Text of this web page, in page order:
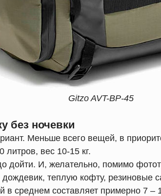
Gitzo AVT-BP-45
без ночевки
Меньше всего вещей, в
литров, вес 10-15 кг.
дойти. И, желательно, помимо
теплую кофту, резиновые
в среднем составляет примерно 7 –